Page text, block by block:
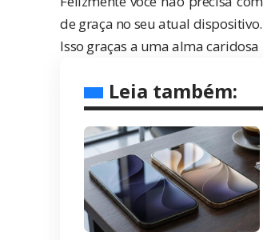
de graça no seu atual dispositivo.
Isso graças a uma alma caridosa
Leia também: